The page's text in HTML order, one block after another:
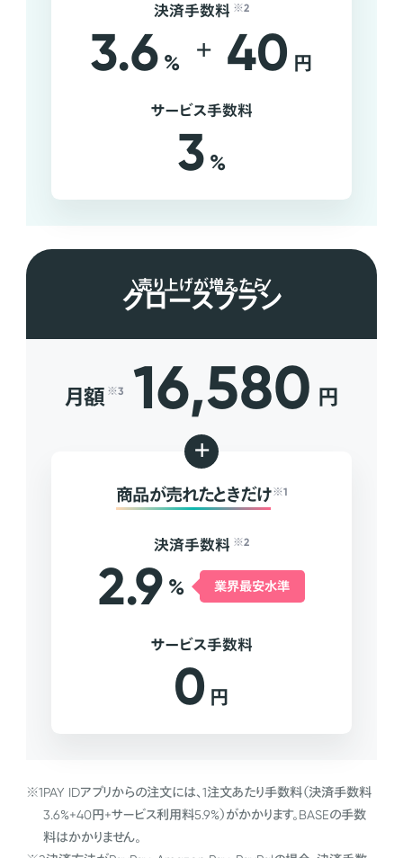
決済手数料 ※2
3.6 % + 40 円
サービス手数料
3 %
売り上げが増えたら
グロースプラン
月額 ※3 16,580 円
+
商品が売れたときだけ ※1
決済手数料 ※2
2.9 % 業界最安水準
サービス手数料
0 円
※1PAY IDアプリからの注文には、1注文あたり手数料（決済手数料
3.6%+40円+サービス利用料5.9%）がかかります。BASEの手数
料はかかりません。